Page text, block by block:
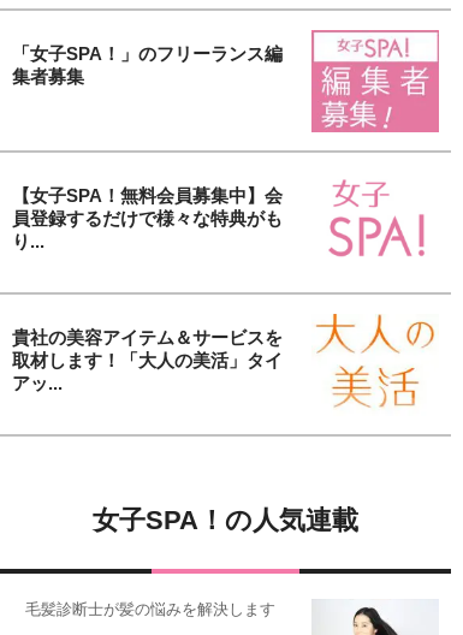
「女子SPA！」のフリーランス編
集者募集
【女子SPA！無料会員募集中】会
員登録するだけで様々な特典がも
り...
貴社の美容アイテム＆サービスを
取材します！「大人の美活」タイ
アッ...
女子SPA！の人気連載
毛髪診断士が髪の悩みを解決します